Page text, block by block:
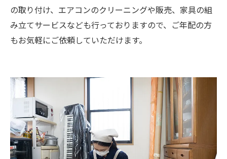
の取り付け、エアコンのクリーニングや販売、家具の組
み立てサービスなども行っておりますので、ご年配の方
もお気軽にご依頼していただけます。